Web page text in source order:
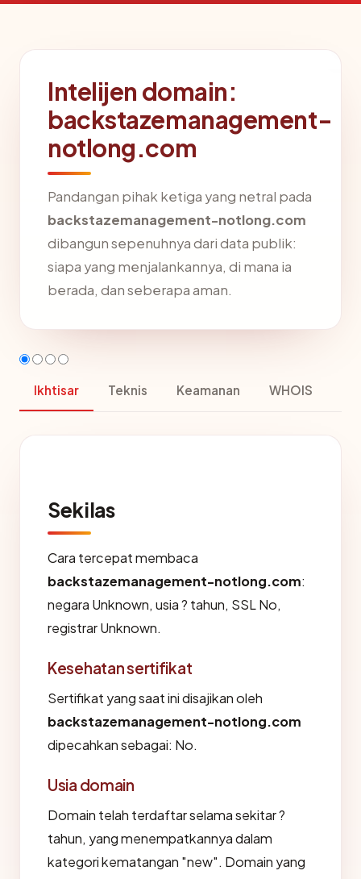
Intelijen domain:
backstazemanagement-
notlong.com
Pandangan pihak ketiga yang netral pada
backstazemanagement-notlong.com
dibangun sepenuhnya dari data publik:
siapa yang menjalankannya, di mana ia
berada, dan seberapa aman.
Ikhtisar Teknis Keamanan WHOIS
Sekilas
Cara tercepat membaca
backstazemanagement-notlong.com:
negara Unknown, usia ? tahun, SSL No,
registrar Unknown.
Kesehatan sertifikat
Sertifikat yang saat ini disajikan oleh
backstazemanagement-notlong.com
dipecahkan sebagai: No.
Usia domain
Domain telah terdaftar selama sekitar ?
tahun, yang menempatkannya dalam
kategori kematangan "new". Domain yang